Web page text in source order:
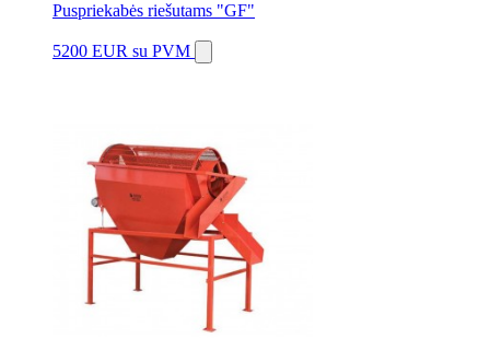
Puspriekabės riešutams "GF"
5200 EUR su PVM